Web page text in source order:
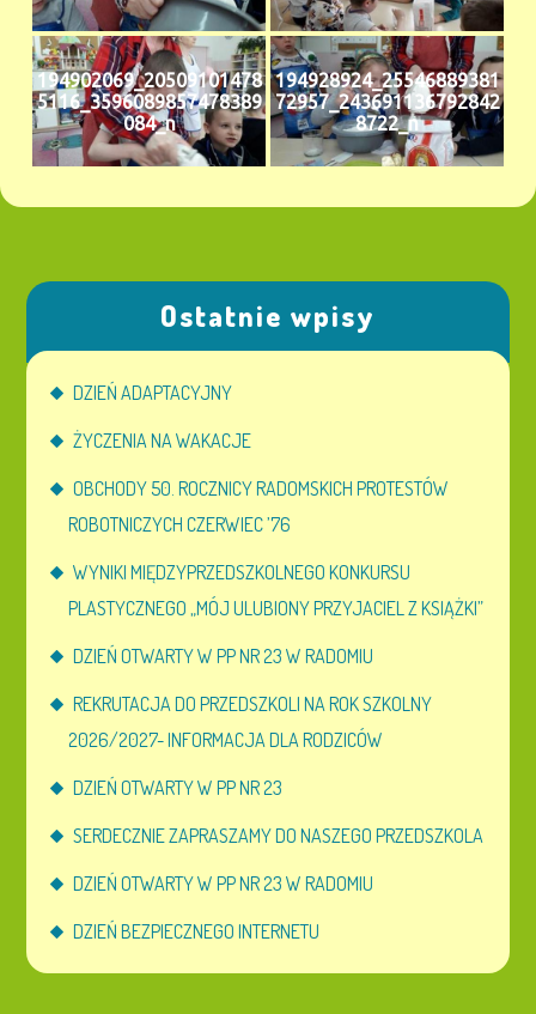
194902069_20509101478
5116_3596089857478389
084_n
194928924_25546889381
72957_243691136792842
8722_n
Ostatnie wpisy
DZIEŃ ADAPTACYJNY
ŻYCZENIA NA WAKACJE
OBCHODY 50. ROCZNICY RADOMSKICH PROTESTÓW
ROBOTNICZYCH CZERWIEC ’76
WYNIKI MIĘDZYPRZEDSZKOLNEGO KONKURSU
PLASTYCZNEGO „MÓJ ULUBIONY PRZYJACIEL Z KSIĄŻKI”
DZIEŃ OTWARTY W PP NR 23 W RADOMIU
REKRUTACJA DO PRZEDSZKOLI NA ROK SZKOLNY
2026/2027- INFORMACJA DLA RODZICÓW
DZIEŃ OTWARTY W PP NR 23
SERDECZNIE ZAPRASZAMY DO NASZEGO PRZEDSZKOLA
DZIEŃ OTWARTY W PP NR 23 W RADOMIU
DZIEŃ BEZPIECZNEGO INTERNETU